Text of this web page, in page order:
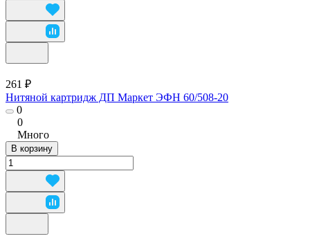
261 ₽
Нитяной картридж ДП Маркет ЭФН 60/508-20
0
0
Много
В корзину